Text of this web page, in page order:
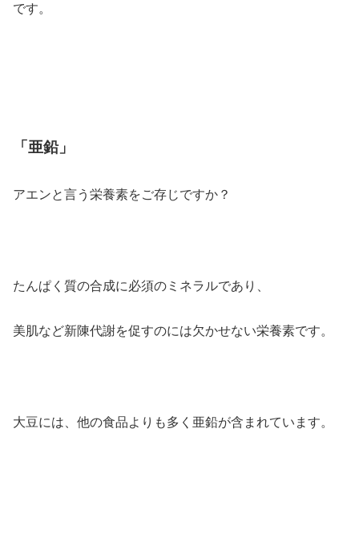
です。
「亜鉛」
アエンと言う栄養素をご存じですか？
たんぱく質の合成に必須のミネラルであり、
美肌など新陳代謝を促すのには欠かせない栄養素です。
大豆には、他の食品よりも多く亜鉛が含まれています。